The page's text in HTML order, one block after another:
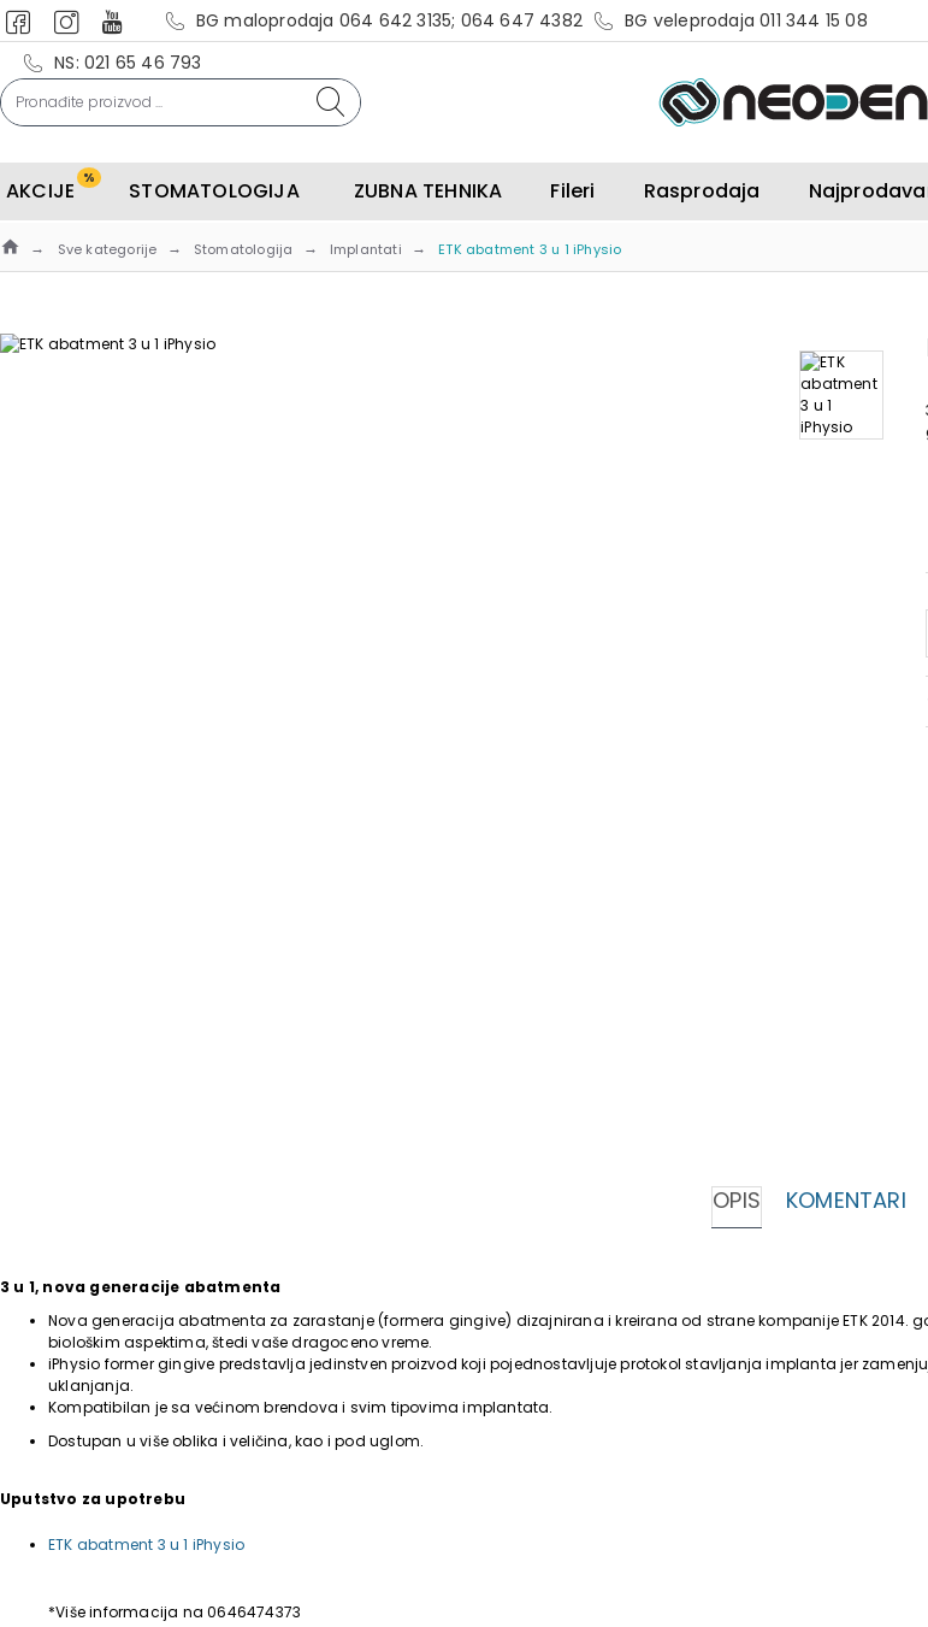
BG maloprodaja 064 642 3135; 064 647 4382
BG veleprodaja 011 344 15 08
NS: 021 65 46 793
AKCIJE % STOMATOLOGIJA ZUBNA TEHNIKA Fileri Rasprodaja
Sve kategorije Stomatologija Implantati ETK abatment 3 u 1 iPhysio
OPIS KOMENTARI
3 u 1, nova generacije abatmenta
Nova generacija abatmenta za zarastanje (formera gingive) dizajnirana i kreirana od strane kompanije ETK 2014.
biološkim aspektima, štedi vaše dragoceno vreme.
iPhysio former gingive predstavlja jedinstven proizvod koji pojednostavljuje protokol stavljanja implanta jer
uklanjanja.
Kompatibilan je sa većinom brendova i svim tipovima implantata.
Dostupan u više oblika i veličina, kao i pod uglom.
Uputstvo za upotrebu
ETK abatment 3 u 1 iPhysio
*Više informacija na 0646474373